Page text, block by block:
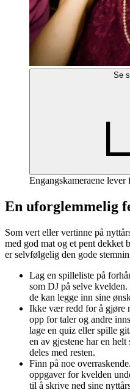
Se
Engangskameraene lever
En uforglemmelig
Som vert eller vertinne på
med god mat og et pent dekket
er selvfølgelig den gode
Lag en spilleliste på
som DJ på selve
de kan legge inn sine
Ikke vær redd for å gjøre
opp for taler og andre
lage en quiz eller spille
en av gjestene har en
deles med resten.
Finn på noe
oppgaver for kvelden
til å skrive ned sine